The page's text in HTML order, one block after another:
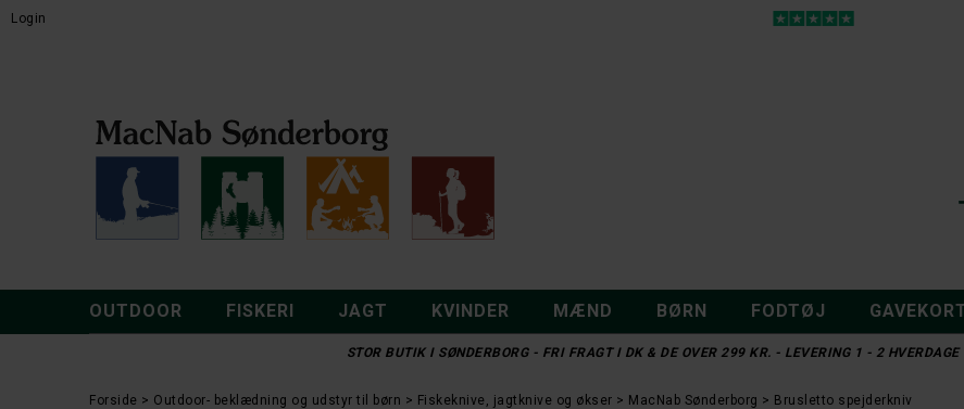
Login
OUTDOOR FISKERI JAGT KVINDER MÆND BØRN FODTØJ
STOR BUTIK I SØNDERBORG - FRI FRAGT I DK & DE OVER 299 KR. - LEVERING 1 - 2 HVERDAGE
Forside Outdoor- beklædning og udstyr til børn Fiskeknive, jagtknive og økser MacNab Sønderborg Brusletto spejderkniv